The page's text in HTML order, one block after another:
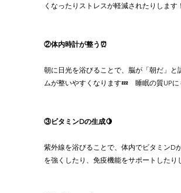
くなったりストレスが軽減されたりします！
②体内時計が整う⏰
朝に日光を浴びることで、脳が「朝だ」
ムが整いやすくなります💤　睡眠の質UP
③ビタミンDの生成🍋
紫外線を浴びることで、体内でビタミンD
を強くしたり、免疫機能をサポートしたり